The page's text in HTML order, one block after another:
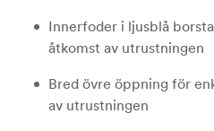
Innerfoder i ljusblå
åtkomst av utrustningen
Bred övre öppning för
av utrustningen